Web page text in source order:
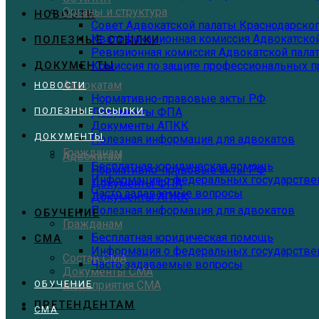
НОВОСТИ
ПОЛЕЗНЫЕ ССЫЛКИ
ДОКУМЕНТЫ
Адвокатам
Нормативно-правовые акты РФ
Документы ФПА
Документы АПКК
Полезная информация для адвокатов
Гражданам
Бесплатная юридическая помощь
Информация о федеральных
Часто задаваемые вопросы
ОБУЧЕНИЕ
СМА
Состав СМА
Документы СМА
Мероприятия СМА
ПРЕТЕНДЕНТАМ
Органы и структура
Совет Адвокатской палаты
Квалификационная комиссия
Ревизионная комиссия Адвокатской
Комиссия по защите профессиональных
НОВОСТИ
ПОЛЕЗНЫЕ ССЫЛКИ
ДОКУМЕНТЫ
Адвокатам
Нормативно-правовые акты РФ
Документы ФПА
Документы АПКК
Полезная информация для адвокатов
Гражданам
Бесплатная юридическая помощь
Информация о федеральных
Часто задаваемые вопросы
ОБУЧЕНИЕ
СМА